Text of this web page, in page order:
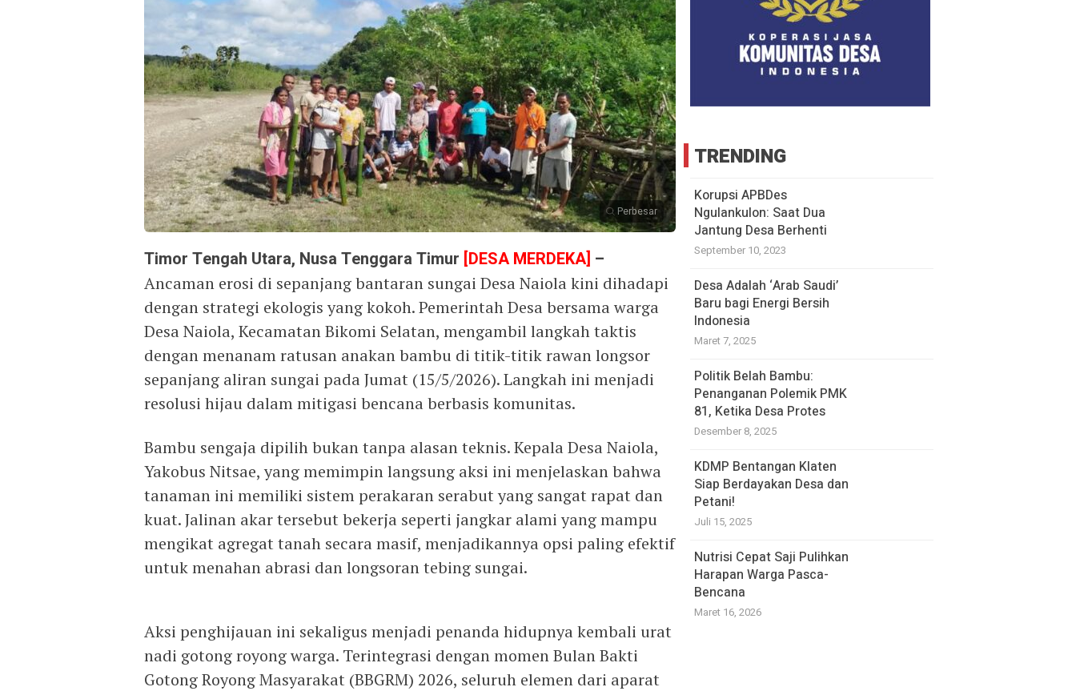
Perbesar
Timor Tengah Utara, Nusa Tenggara Timur [DESA MERDEKA] –
Ancaman erosi di sepanjang bantaran sungai Desa Naiola kini dihadapi
dengan strategi ekologis yang kokoh. Pemerintah Desa bersama warga
Desa Naiola, Kecamatan Bikomi Selatan, mengambil langkah taktis
dengan menanam ratusan anakan bambu di titik-titik rawan longsor
sepanjang aliran sungai pada Jumat (15/5/2026). Langkah ini menjadi
resolusi hijau dalam mitigasi bencana berbasis komunitas.
Bambu sengaja dipilih bukan tanpa alasan teknis. Kepala Desa Naiola,
Yakobus Nitsae, yang memimpin langsung aksi ini menjelaskan bahwa
tanaman ini memiliki sistem perakaran serabut yang sangat rapat dan
kuat. Jalinan akar tersebut bekerja seperti jangkar alami yang mampu
mengikat agregat tanah secara masif, menjadikannya opsi paling efektif
untuk menahan abrasi dan longsoran tebing sungai.
Aksi penghijauan ini sekaligus menjadi penanda hidupnya kembali urat
nadi gotong royong warga. Terintegrasi dengan momen Bulan Bakti
Gotong Royong Masyarakat (BBGRM) 2026, seluruh elemen dari aparat
TRENDING
Korupsi APBDes
Ngulankulon: Saat Dua
Jantung Desa Berhenti
September 10, 2023
Desa Adalah ‘Arab Saudi’
Baru bagi Energi Bersih
Indonesia
Maret 7, 2025
Politik Belah Bambu:
Penanganan Polemik PMK
81, Ketika Desa Protes
Desember 8, 2025
KDMP Bentangan Klaten
Siap Berdayakan Desa dan
Petani!
Juli 15, 2025
Nutrisi Cepat Saji Pulihkan
Harapan Warga Pasca-
Bencana
Maret 16, 2026